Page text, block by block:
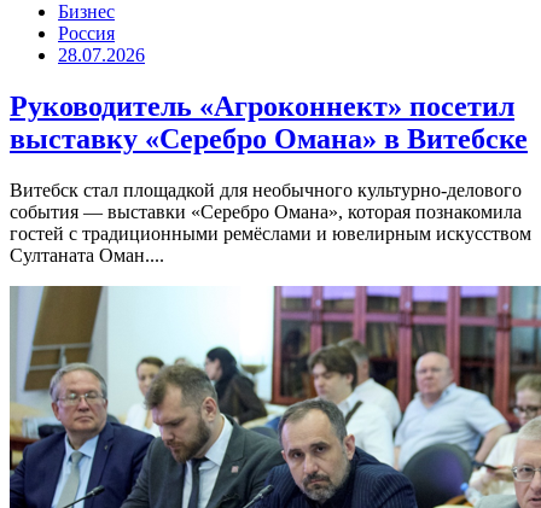
Бизнес
Россия
28.07.2026
Руководитель «Агроконнект» посетил
выставку «Серебро Омана» в Витебске
Витебск стал площадкой для необычного культурно-делового
события — выставки «Серебро Омана», которая познакомила
гостей с традиционными ремёслами и ювелирным искусством
Султаната Оман....